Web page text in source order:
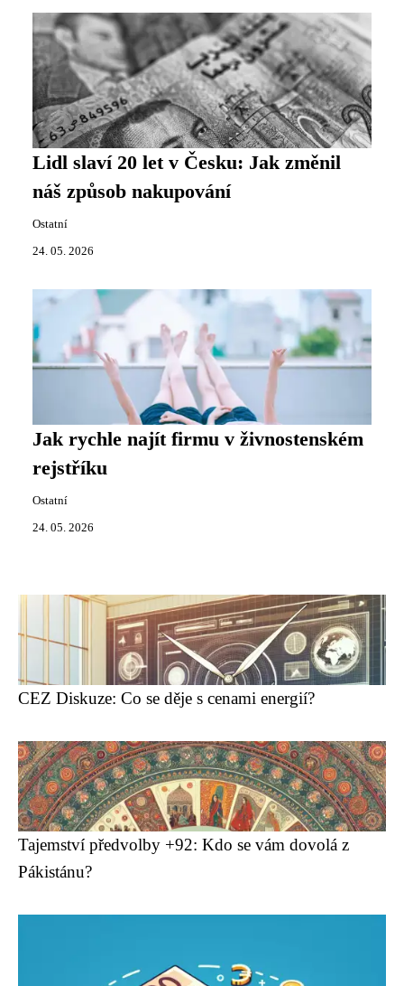
Lidl slaví 20 let v Česku: Jak změnil
náš způsob nakupování
Ostatní
24. 05. 2026
Jak rychle najít firmu v živnostenském
rejstříku
Ostatní
24. 05. 2026
CEZ Diskuze: Co se děje s cenami energií?
Tajemství předvolby +92: Kdo se vám dovolá z
Pákistánu?